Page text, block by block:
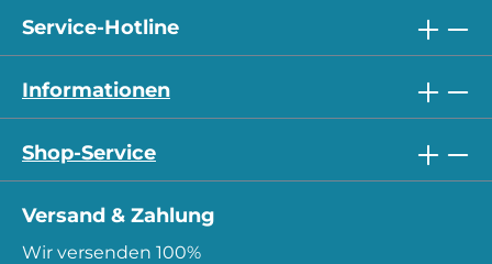
Service-Hotline
Informationen
Shop-Service
Versand & Zahlung
Wir versenden 100%